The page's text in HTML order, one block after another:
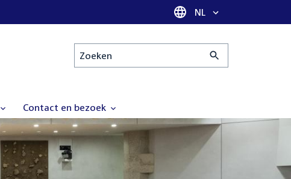
Taal selectie
NL
Zoeken
Contact en bezoek